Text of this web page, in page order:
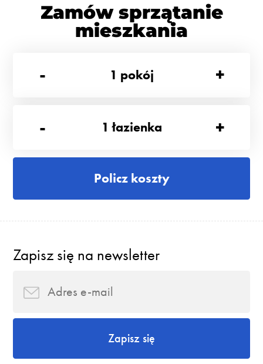
Zamów sprzątanie
mieszkania
-
1 pokój +
- 1 łazienka +
Policz koszty
Zapisz się na newsletter
Zapisz się